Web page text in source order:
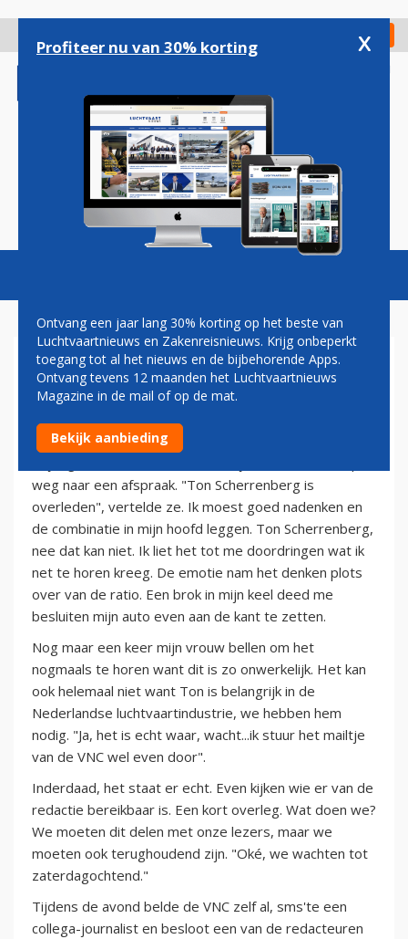
gaan
Check in
Magazine Podcasts Vacatures
ROB SOMSEN: VERDRIETIG
27 april 2013
weg naar een afspraak. "Ton Scherrenberg is
overleden", vertelde ze. Ik moest goed nadenken en
de combinatie in mijn hoofd leggen. Ton Scherrenberg,
nee dat kan niet. Ik liet het tot me doordringen wat ik
net te horen kreeg. De emotie nam het denken plots
over van de ratio. Een brok in mijn keel deed me
besluiten mijn auto even aan de kant te zetten.
Nog maar een keer mijn vrouw bellen om het
nogmaals te horen want dit is zo onwerkelijk. Het kan
ook helemaal niet want Ton is belangrijk in de
Nederlandse luchtvaartindustrie, we hebben hem
nodig. "Ja, het is echt waar, wacht...ik stuur het mailtje
van de VNC wel even door".
Inderdaad, het staat er echt. Even kijken wie er van de
redactie bereikbaar is. Een kort overleg. Wat doen we?
We moeten dit delen met onze lezers, maar we
moeten ook terughoudend zijn. "Oké, we wachten tot
zaterdagochtend."
Tijdens de avond belde de VNC zelf al, sms'te een
collega-journalist en besloot een van de redacteuren
Profiteer nu van 30% korting x
Ontvang een jaar lang 30% korting op het beste van
Luchtvaartnieuws en Zakenreisnieuws. Krijg onbeperkt
toegang tot al het nieuws en de bijbehorende Apps.
Ontvang tevens 12 maanden het Luchtvaartnieuws
Magazine in de mail of op de mat.
Bekijk aanbieding